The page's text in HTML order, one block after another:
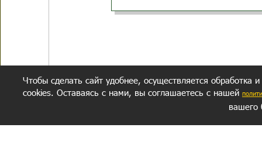
Чтобы сделать сайт удобнее, осуществляется обработка
cookies. Оставаясь с нами, вы соглашаетесь с нашей
вашего